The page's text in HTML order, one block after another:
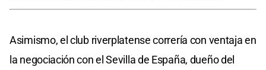
Asimismo, el club riverplatense correría con ventaja en
la negociación con el Sevilla de España, dueño del